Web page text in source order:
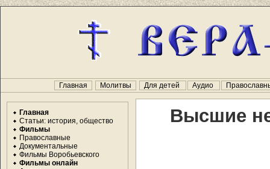
Главная Молитвы Для детей Аудио
Главная
Статьи: история, общество
Фильмы
Православные
Документальные
Фильмы Воробьевского
Фильмы онлайн
Высшие